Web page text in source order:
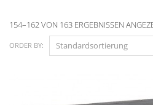
154–162 VON 163 ERGEBNISSEN
ORDER BY: